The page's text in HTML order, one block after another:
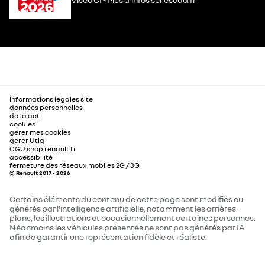
informations légales site
données personnelles
data act
cookies
gérer mes cookies
gérer Utiq
CGU shop.renault.fr
accessibilité
fermeture des réseaux mobiles 2G / 3G
© Renault 2017 - 2026
Certains éléments du contenu de cette page sont modifiés ou
générés par l'intelligence artificielle, notamment les arrières-
plans, les illustrations et occasionnellement certaines personnes.
Néanmoins les véhicules présentés ne sont pas générés par IA
afin de garantir une représentation fidèle et réaliste.